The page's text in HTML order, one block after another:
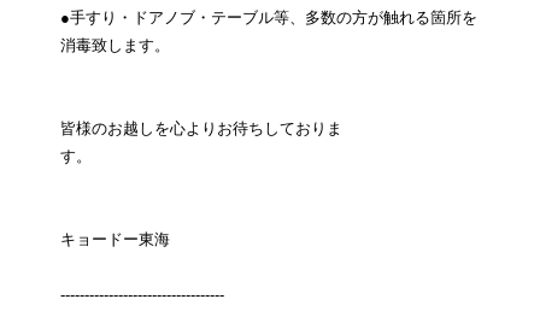
●手すり・ドアノブ・テーブル等、多数の方が触れる箇所を
消毒致します。
皆様のお越しを心よりお待ちしておりま
す。
キョードー東海
----------------------------------